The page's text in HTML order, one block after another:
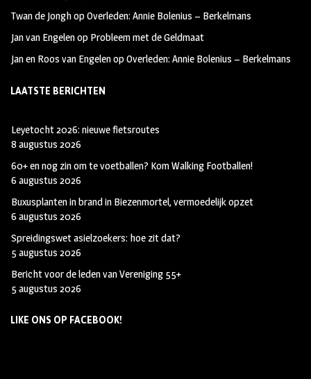
Twan de JonghopOverleden: Annie Bolenius – Berkelmans
Jan van Engelenop Probleem met de Geldmaat
Jan en Roos van EngelenopOverleden: Annie Bolenius – Berkelmans
LAATSTE BERICHTEN
Leyetocht 2026: nieuwe fietsroutes
8 augustus 2026
60+ en nog zin om te voetballen? Kom Walking Footballen!
6 augustus 2026
Buxusplanten in brand in Biezenmortel, vermoedelijk opzet
6 augustus 2026
Spreidingswet asielzoekers: hoe zit dat?
5 augustus 2026
Bericht voor de leden van Vereniging 55+
5 augustus 2026
LIKE ONS OP FACEBOOK!